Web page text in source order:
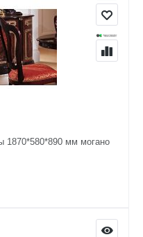
1870*580*890 мм могано